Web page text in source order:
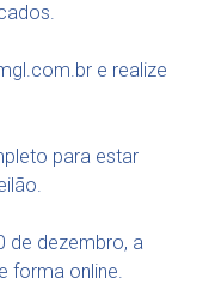
e realize
para estar
de dezembro, a
forma online.